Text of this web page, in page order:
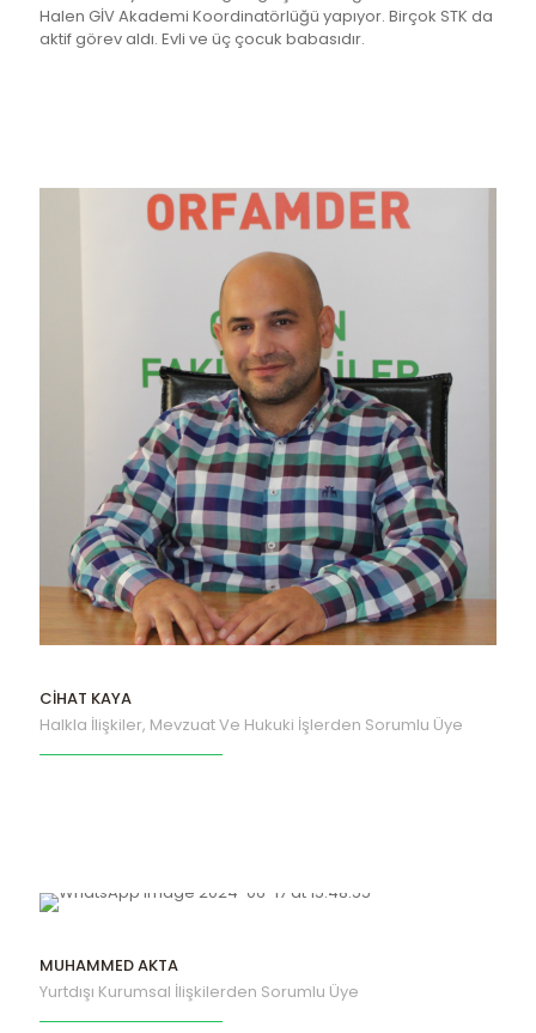
Halen GİV Akademi Koordinatörlüğü yapıyor. Birçok STK da
aktif görev aldı. Evli ve üç çocuk babasıdır.
CİHAT KAYA
Halkla İlişkiler, Mevzuat Ve Hukuki İşlerden Sorumlu Üye
MUHAMMED AKTA
Yurtdışı Kurumsal İlişkilerden Sorumlu Üye